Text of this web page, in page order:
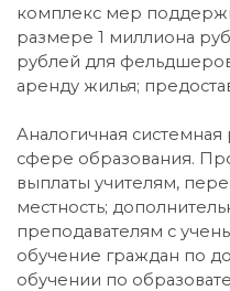
комплекс мер
размере 1 миллиона
рублей для
аренду жилья;
Аналогичная системная
сфере образования.
выплаты учителям,
местность;
преподавателям с
обучение граждан по
обучении по